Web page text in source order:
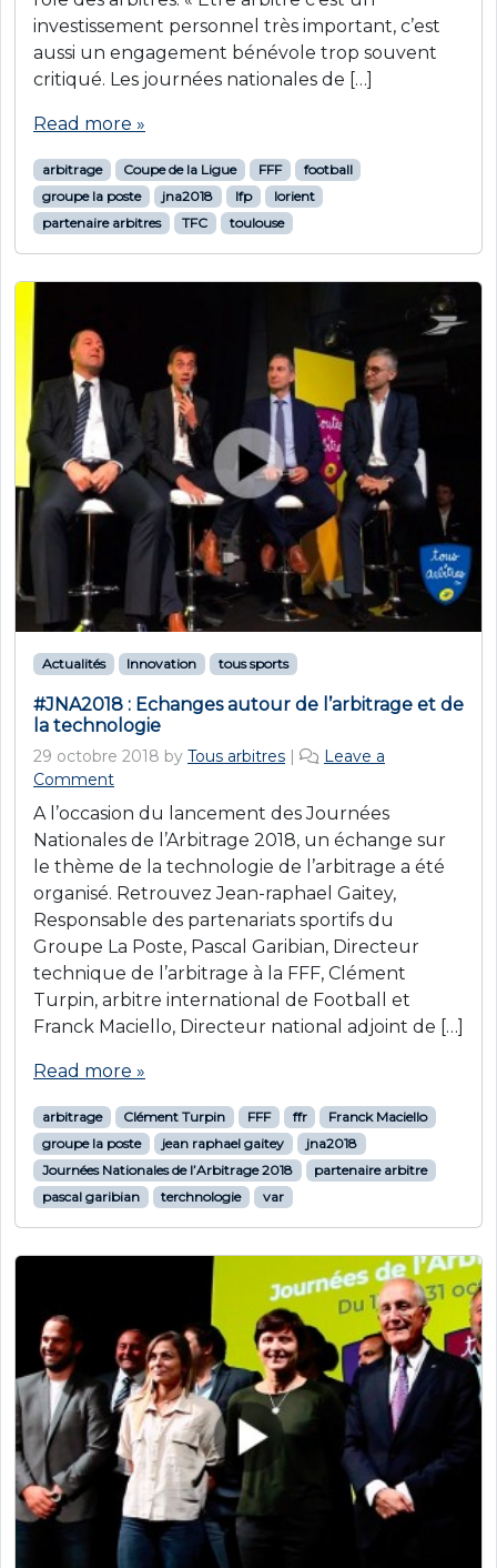
investissement personnel très important, c’est
aussi un engagement bénévole trop souvent
critiqué. Les journées nationales de […]
Read more »
arbitrage Coupe de la Ligue FFF
football
groupe la poste
jna2018 lfp
lorient
partenaire arbitres
TFC toulouse
Actualités Innovation tous sports
#JNA2018 : Echanges autour de l’arbitrage et de
la technologie
29 octobre 2018 by Tous arbitres |
Leave a
Comment
A l’occasion du lancement des Journées
Nationales de l’Arbitrage 2018, un échange sur
le thème de la technologie de l’arbitrage a été
organisé. Retrouvez Jean-raphael Gaitey,
Responsable des partenariats sportifs du
Groupe La Poste, Pascal Garibian, Directeur
technique de l’arbitrage à la FFF, Clément
Turpin, arbitre international de Football et
Franck Maciello, Directeur national adjoint de […]
Read more »
arbitrage Clément Turpin FFF ffr
Franck Maciello
groupe la poste
jean raphael gaitey
jna2018
Journées Nationales de l’Arbitrage 2018
partenaire arbitre
pascal garibian
terchnologie var